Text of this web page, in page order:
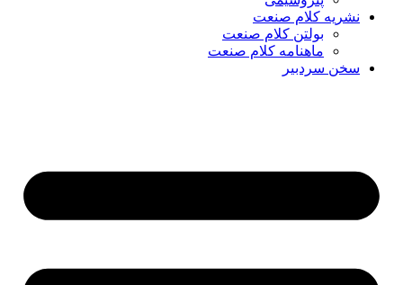
نشریه کلام صنعت
بولتن کلام صنعت
ماهنامه کلام صنعت
سخن سردبیر